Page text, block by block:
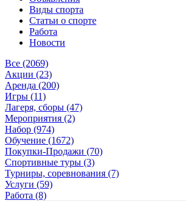
Виды спорта
Статьи о спорте
Работа
Новости
Все (2069)
Акции (23)
Аренда (200)
Игры (11)
Лагеря, сборы (47)
Мероприятия (2)
Набор (974)
Обучение (1672)
Покупки-Продажи (70)
Спортивные туры (3)
Турниры, соревнования (7)
Услуги (59)
Работа (8)